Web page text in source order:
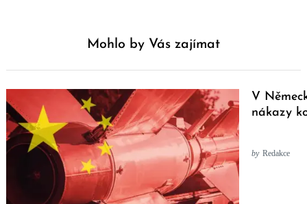
Mohlo by Vás zajímat
V
nákazy
by Redakce